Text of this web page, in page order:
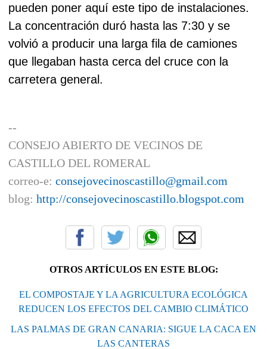
pueden poner aquí este tipo de instalaciones.
La concentración duró hasta las 7:30 y se
volvió a producir una larga fila de camiones
que llegaban hasta cerca del cruce con la
carretera general.
--
CONSEJO ABIERTO DE VECINOS DE
CASTILLO DEL ROMERAL
correo-e: consejovecinoscastillo@gmail.com
blog: http://consejovecinoscastillo.blogspot.com
OTROS ARTÍCULOS EN ESTE BLOG:
EL COMPOSTAJE Y LA AGRICULTURA ECOLÓGICA
REDUCEN LOS EFECTOS DEL CAMBIO CLIMÁTICO
LAS PALMAS DE GRAN CANARIA: SIGUE LA CACA EN
LAS CANTERAS